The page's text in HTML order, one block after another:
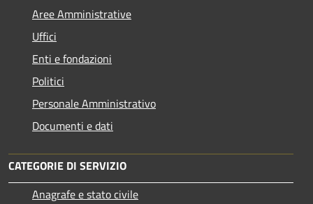
Aree Amministrative
Uffici
Enti e fondazioni
Politici
Personale Amministrativo
Documenti e dati
CATEGORIE DI SERVIZIO
Anagrafe e stato civile